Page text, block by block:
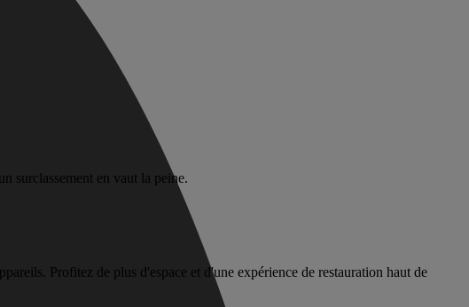
surclassement en vaut la peine.
Profitez de plus d'espace et d'une expérience de restauration haut de